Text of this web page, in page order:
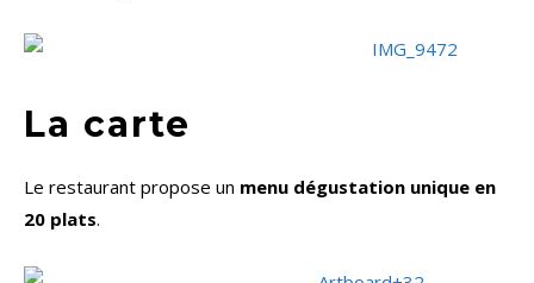
La carte
Le restaurant propose un menu dégustation unique en
20 plats.